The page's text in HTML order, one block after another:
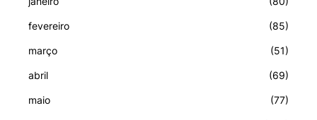
fevereiro (85)
março (51)
abril (69)
maio (77)